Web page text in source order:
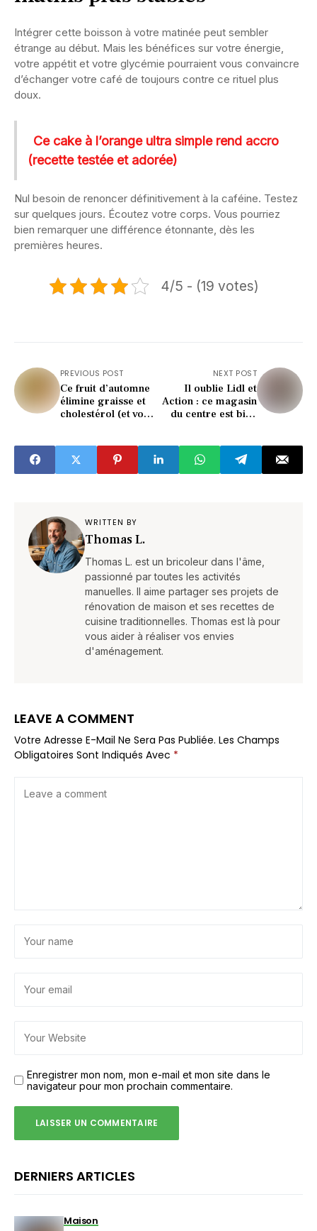
Intégrer cette boisson à votre matinée peut sembler
étrange au début. Mais les bénéfices sur votre énergie,
votre appétit et votre glycémie pourraient vous convaincre
d’échanger votre café de toujours contre ce rituel plus
doux.
Ce cake à l’orange ultra simple rend accro
(recette testée et adorée)
Nul besoin de renoncer définitivement à la caféine. Testez
sur quelques jours. Écoutez votre corps. Vous pourriez
bien remarquer une différence étonnante, dès les
premières heures.
4/5 - (19 votes)
PREVIOUS POST
Ce fruit d’automne
élimine graisse et
cholestérol (et vous
NEXT POST
Il oublie Lidl et
Action : ce magasin
du centre est bien
WRITTEN BY
Thomas L.
Thomas L. est un bricoleur dans l'âme,
passionné par toutes les activités
manuelles. Il aime partager ses projets de
rénovation de maison et ses recettes de
cuisine traditionnelles. Thomas est là pour
vous aider à réaliser vos envies
d'aménagement.
LEAVE A COMMENT
Votre Adresse E-Mail Ne Sera Pas Publiée. Les Champs
Obligatoires Sont Indiqués Avec *
Enregistrer mon nom, mon e-mail et mon site dans le
navigateur pour mon prochain commentaire.
DERNIERS ARTICLES
Maison